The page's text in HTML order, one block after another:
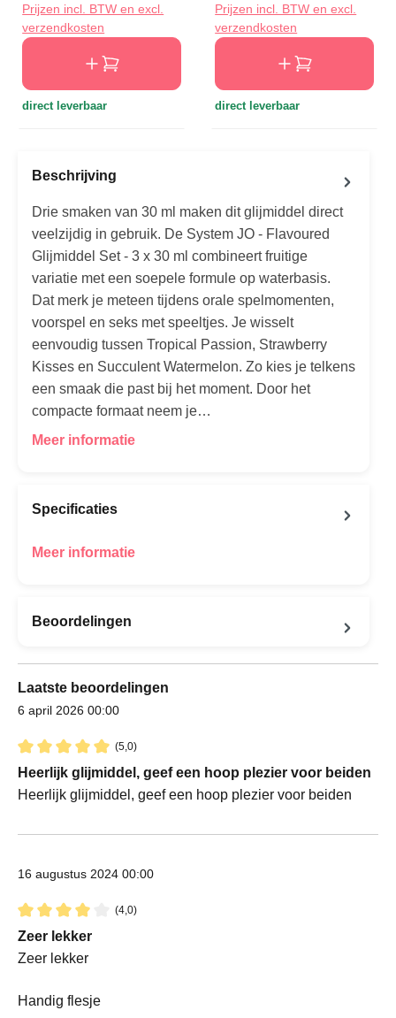
Prijzen incl. BTW en excl.
verzendkosten
direct leverbaar
Prijzen incl. BTW en excl.
verzendkosten
direct leverbaar
Beschrijving
Drie smaken van 30 ml maken dit glijmiddel direct
veelzijdig in gebruik. De System JO - Flavoured
Glijmiddel Set - 3 x 30 ml combineert fruitige
variatie met een soepele formule op waterbasis.
Dat merk je meteen tijdens orale spelmomenten,
voorspel en seks met speeltjes. Je wisselt
eenvoudig tussen Tropical Passion, Strawberry
Kisses en Succulent Watermelon. Zo kies je telkens
een smaak die past bij het moment. Door het
compacte formaat neem je…
Meer informatie
Specificaties
Meer informatie
Beoordelingen
Laatste beoordelingen
6 april 2026 00:00
(5,0)
Recensie met een waardering van 5 van de 5 sterren
Heerlijk glijmiddel, geef een hoop plezier voor beiden
Heerlijk glijmiddel, geef een hoop plezier voor beiden
16 augustus 2024 00:00
(4,0)
Recensie met een waardering van 4 van de 5 sterren
Zeer lekker
Zeer lekker
Handig flesje